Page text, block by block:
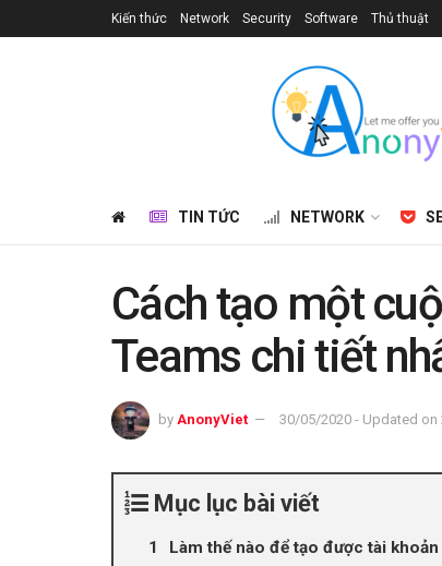
Kiến thức Network Security Software Thủ thuật
TIN TỨC NETWORK
Cách tạo một
Teams chi tiết
by AnonyViet 30/05/2020 - Updated on
Mục lục bài viết
Làm thế nào để tạo được tài